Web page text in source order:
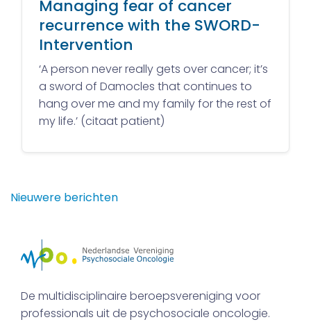
Managing fear of cancer
recurrence with the SWORD-
Intervention
‘A person never really gets over cancer; it’s
a sword of Damocles that continues to
hang over me and my family for the rest of
my life.’ (citaat patient)
Berichtennavigatie
Nieuwere berichten
De multidisciplinaire beroepsvereniging voor
professionals uit de psychosociale oncologie.